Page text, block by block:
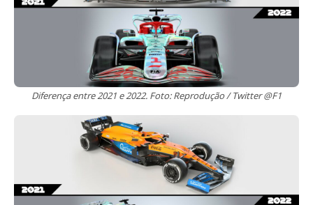
Diferença entre 2021 e 2022. Foto: Reprodução / Twitter @F1